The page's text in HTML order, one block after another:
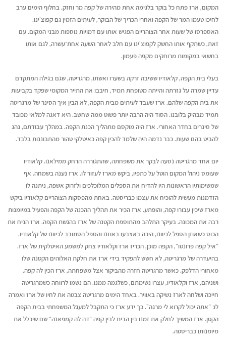
המקום, ארז פתח כל בוקר בלגימה אחת מהירה של קפה מר וחזק. בחלוף הימים ערב
לחיכו טעמו המר של הקפה ואחרי הכריך של הבוקר, לעיתים הזמין גם קפוצ'ינו.
האספרסו של שעות אחר הצוהריים הפגיש אותו עם דמויות נוספות מבני המקום. עם
זאת, כשתקף אותו החשק לקפוצ'ינו עם חלב לאחר השעה אחת־עשרה, לגם אותו
בחשאי במקומות מרוחקים מקפה פעמון.
בעלי בית הקפה, קלאודיו ששיבה זרקה בשערו ואשתו, מרגריטה, שגם בגילה המתקדם
עדיין שמרה על גזרתה והייתה מטופחת תמיד, חיבבו את התייר המקומי שפקד בקביעות
את בית הקפה שלהם. ארז שעבד לעיתים מבית הקפה, לא הבין איך הסינר של מרגריטה
תמיד מבהיק בלובנו. הסוד היה הרבה יותר פשוט ממה שחשב. היא דאגה למלאי מכובד
של סינרים בחדר האחורי. ארז היה מוקסם מתהליך הכנת הקפה. במהלך עבודתם, נהג
להביט בהם שעות. כבר נדמה היה שלמד להכין קפה כאיטלקי טהור מהתבוננות בלבד.
יום אחד מרגריטה נסעה לבקר את משפחתה, שהתגוררה הרחק ממילאנו. קלאודיו
שעומס ניהול המקום הוטל על כתפיו, ביקש מארז לעזור לו. ארז נענה בשמחה. אף
שמשימותיו הראשונות היו להדיח את הספלים המלוכלכים ולזרוק אשפה, ניתנה לו
הזדמנות מעשית להוכיח את עצמו כבריסטה. באחת מהפסקות הצוהריים קלאודיו ביקש
מארז שיכין עבורו קפה, והופתע. ארז הכיר את תהליך ההכנה של הקפה והפעיל במיומנות
רבה את המכונה. בעיקר התלהב מהתוספת הקטנה של ארז בהגשת הקפה. ארז הניח את
הכוס כשאוזן הספל לכיוונו, היכה באצבעו באוזנו והספל הסתובב לכיוונו של קלאודיו.
״איל קפה פרונטו״, הקפה מוכן, הכריז ארז וקלאודיו צחק למשמע האיטלקית של ארז.
בהיעדרה של מרגריטה, לא חשש להפקיד בידי ארז את חלקת האלוהים הקטנה שלו
מאחורי הדלפק. כאשר מרגריטה חזרה מהביקור אצל משפחתה, ארז הכין לה קפה.
ושניהם, ארז וקלאודיו, עצרו נשימתם, כשלגמה ממנו. הם נשמו לרווחה כשמרגריטה
חייכה ושלחה לארז נשיקה באוויר. באחד הימים מרגריטה צבטה את לחיו של ארז ואמרה
לו: ״אתה יכול לקרוא לי מרגה". כך ידע ארז כי התקבל למעגל המשפחתי בבית הקפה
הקטן. ארז המשיך לחלק את זמנו בין הבית לבין קפה ״דה לה קמפאנה״ שם שיכלל את
מיומנותו כבריסטה.